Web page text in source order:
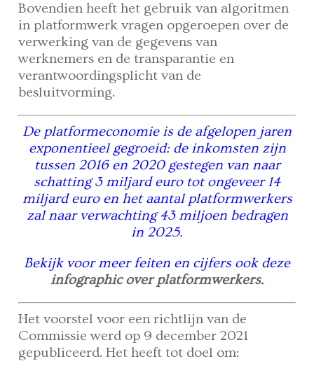
Bovendien heeft het gebruik van algoritmen
in platformwerk vragen opgeroepen over de
verwerking van de gegevens van
werknemers en de transparantie en
verantwoordingsplicht van de
besluitvorming.
De platformeconomie is de afgelopen jaren
exponentieel gegroeid: de inkomsten zijn
tussen 2016 en 2020 gestegen van naar
schatting 3 miljard euro tot ongeveer 14
miljard euro en het aantal platformwerkers
zal naar verwachting 43 miljoen bedragen
in 2025.
Bekijk voor meer feiten en cijfers ook deze
infographic over platformwerkers.
Het voorstel voor een richtlijn van de
Commissie werd op 9 december 2021
gepubliceerd. Het heeft tot doel om: